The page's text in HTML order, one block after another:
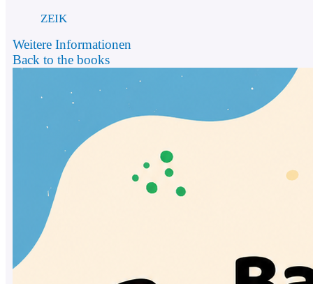
ZEIK
Weitere Informationen
Back to the books